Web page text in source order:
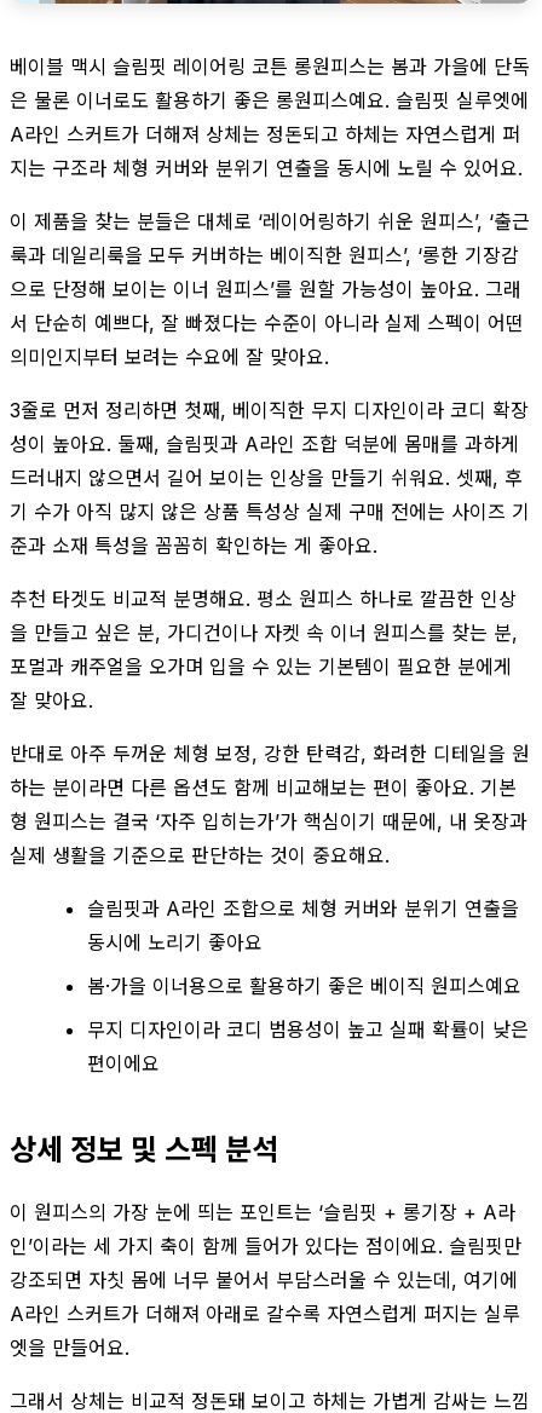
베이블 맥시 슬림핏 레이어링 코튼 롱원피스는 봄과 가을에 단독
은 물론 이너로도 활용하기 좋은 롱원피스예요. 슬림핏 실루엣에
A라인 스커트가 더해져 상체는 정돈되고 하체는 자연스럽게 퍼
지는 구조라 체형 커버와 분위기 연출을 동시에 노릴 수 있어요.
이 제품을 찾는 분들은 대체로 ‘레이어링하기 쉬운 원피스’, ‘출근
룩과 데일리룩을 모두 커버하는 베이직한 원피스’, ‘롱한 기장감
으로 단정해 보이는 이너 원피스’를 원할 가능성이 높아요. 그래
서 단순히 예쁘다, 잘 빠졌다는 수준이 아니라 실제 스펙이 어떤
의미인지부터 보려는 수요에 잘 맞아요.
3줄로 먼저 정리하면 첫째, 베이직한 무지 디자인이라 코디 확장
성이 높아요. 둘째, 슬림핏과 A라인 조합 덕분에 몸매를 과하게
드러내지 않으면서 길어 보이는 인상을 만들기 쉬워요. 셋째, 후
기 수가 아직 많지 않은 상품 특성상 실제 구매 전에는 사이즈 기
준과 소재 특성을 꼼꼼히 확인하는 게 좋아요.
추천 타겟도 비교적 분명해요. 평소 원피스 하나로 깔끔한 인상
을 만들고 싶은 분, 가디건이나 자켓 속 이너 원피스를 찾는 분,
포멀과 캐주얼을 오가며 입을 수 있는 기본템이 필요한 분에게
잘 맞아요.
반대로 아주 두꺼운 체형 보정, 강한 탄력감, 화려한 디테일을 원
하는 분이라면 다른 옵션도 함께 비교해보는 편이 좋아요. 기본
형 원피스는 결국 ‘자주 입히는가’가 핵심이기 때문에, 내 옷장과
실제 생활을 기준으로 판단하는 것이 중요해요.
슬림핏과 A라인 조합으로 체형 커버와 분위기 연출을
동시에 노리기 좋아요
봄·가을 이너용으로 활용하기 좋은 베이직 원피스예요
무지 디자인이라 코디 범용성이 높고 실패 확률이 낮은
편이에요
상세 정보 및 스펙 분석
이 원피스의 가장 눈에 띄는 포인트는 ‘슬림핏 + 롱기장 + A라
인’이라는 세 가지 축이 함께 들어가 있다는 점이에요. 슬림핏만
강조되면 자칫 몸에 너무 붙어서 부담스러울 수 있는데, 여기에
A라인 스커트가 더해져 아래로 갈수록 자연스럽게 퍼지는 실루
엣을 만들어요.
그래서 상체는 비교적 정돈돼 보이고 하체는 가볍게 감싸는 느낌